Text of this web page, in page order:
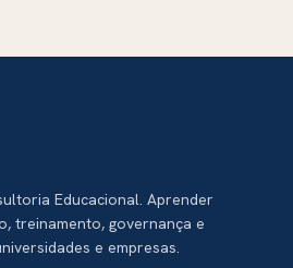
Educacional. Aprender
treinamento, governança e
e empresas.